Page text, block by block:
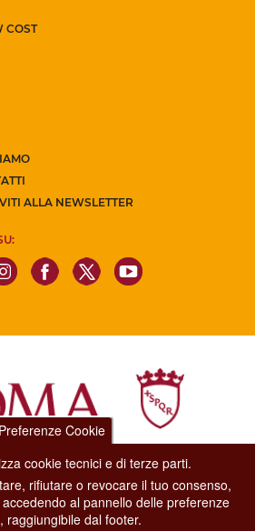
COST
ALLA NEWSLETTER
Eventi, Sport, Turismo e Moda.
Preferenze Cookie
cookie tecnici e di terze parti.
rifiutare o revocare il tuo consenso,
al pannello delle preferenze
raggiungibile dal footer.